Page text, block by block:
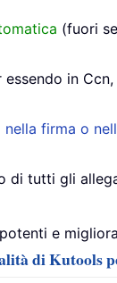
(fuori
in Ccn,
firma o
di tutti gli
e
di Kutools